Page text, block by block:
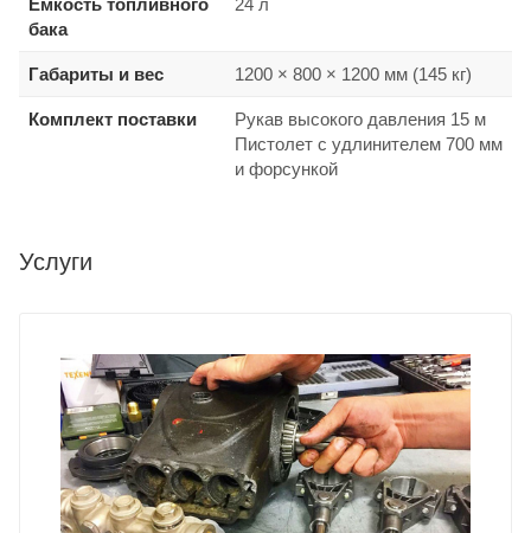
Емкость топливного
бака
24 л
Габариты и вес 1200 × 800 × 1200 мм (145 кг)
Комплект поставки
Рукав высокого давления 15 м
Пистолет с удлинителем 700 мм
и форсункой
Услуги